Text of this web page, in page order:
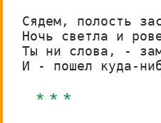
Сядем, полость
Ночь светла и
Ты ни слова, -
И - пошел куда-
* * *